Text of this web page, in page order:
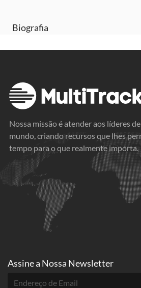
Biografia
Nossa missão é atender aos líderes
mundo, criando recursos que lhes
tempo para o que realmente importa.
Assine a Nossa Newsletter